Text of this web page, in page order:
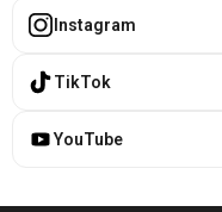
Instagram
TikTok
YouTube